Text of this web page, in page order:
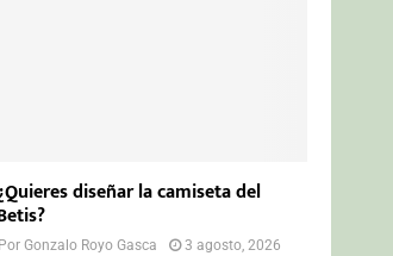
diseñar la camiseta del
PorGonzalo Royo Gasca
3 agosto, 2026